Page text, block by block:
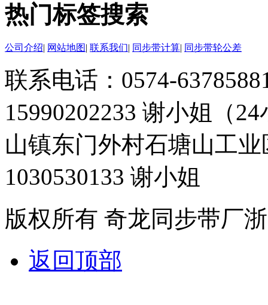
热门标签搜索
公司介绍| 网站地图| 联系我们| 同步带计算| 同步带轮公差
联系电话：0574-
15990202233 谢小姐（
山镇东门外村石塘山工
1030530133 谢小姐
版权所有 奇龙同步带厂
返回顶部